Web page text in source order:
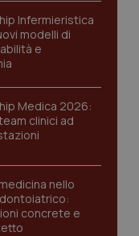
Infermieristica
modelli di
e
Medica 2026:
clinici ad
nello
concrete e